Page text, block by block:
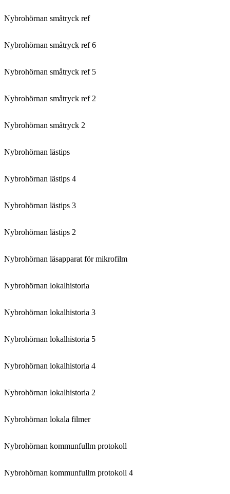
Nybrohörnan småtryck ref
Nybrohörnan småtryck ref 6
Nybrohörnan småtryck ref 5
Nybrohörnan småtryck ref 2
Nybrohörnan småtryck 2
Nybrohörnan lästips
Nybrohörnan lästips 4
Nybrohörnan lästips 3
Nybrohörnan lästips 2
Nybrohörnan läsapparat för mikrofilm
Nybrohörnan lokalhistoria
Nybrohörnan lokalhistoria 3
Nybrohörnan lokalhistoria 5
Nybrohörnan lokalhistoria 4
Nybrohörnan lokalhistoria 2
Nybrohörnan lokala filmer
Nybrohörnan kommunfullm protokoll
Nybrohörnan kommunfullm protokoll 4